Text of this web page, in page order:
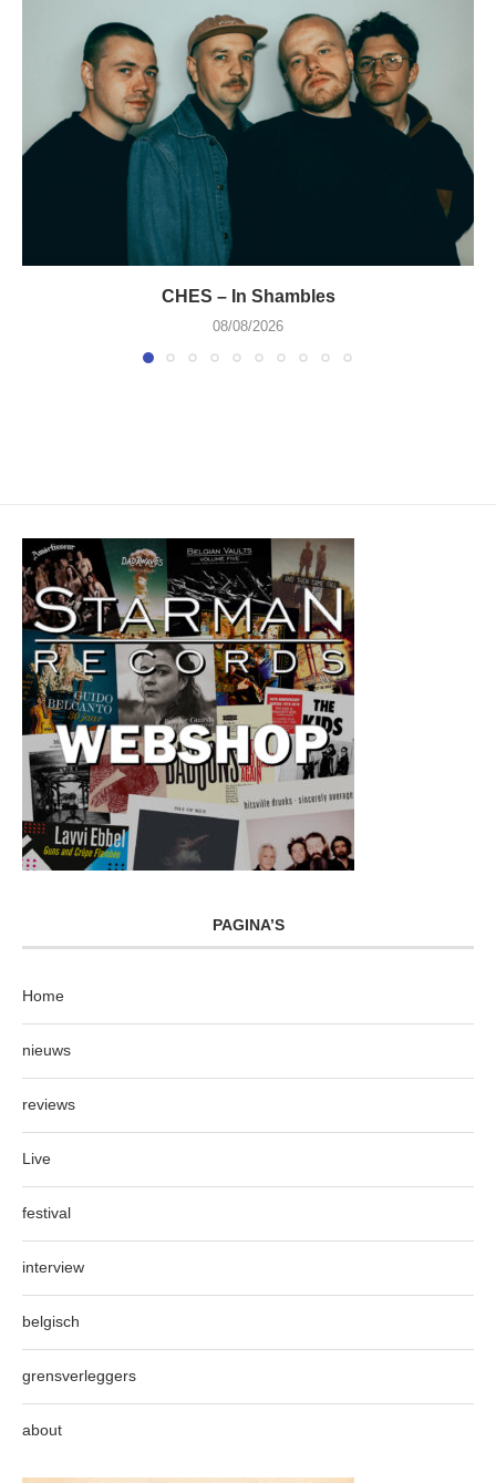
CHES – In Shambles
08/08/2026
PAGINA’S
Home
nieuws
reviews
Live
festival
interview
belgisch
grensverleggers
about